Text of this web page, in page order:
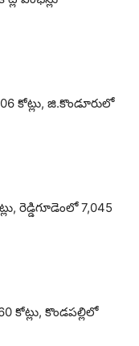
కోట్లు, జి.కొండూరులో
రెడ్డిగూడెంలో 7,045
కొండపల్లిలో